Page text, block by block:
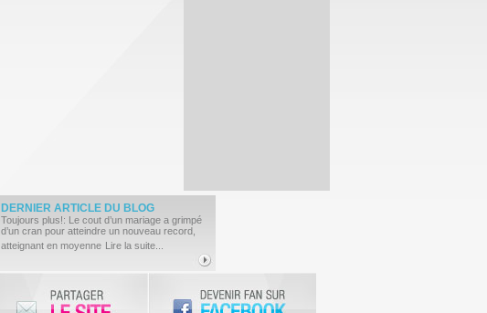
DERNIER ARTICLE DU BLOG
Toujours plus!: Le cout d’un mariage a grimpé
d’un cran pour atteindre un nouveau record,
atteignant en moyenne Lire la suite...